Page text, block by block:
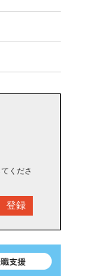
くださ
登録